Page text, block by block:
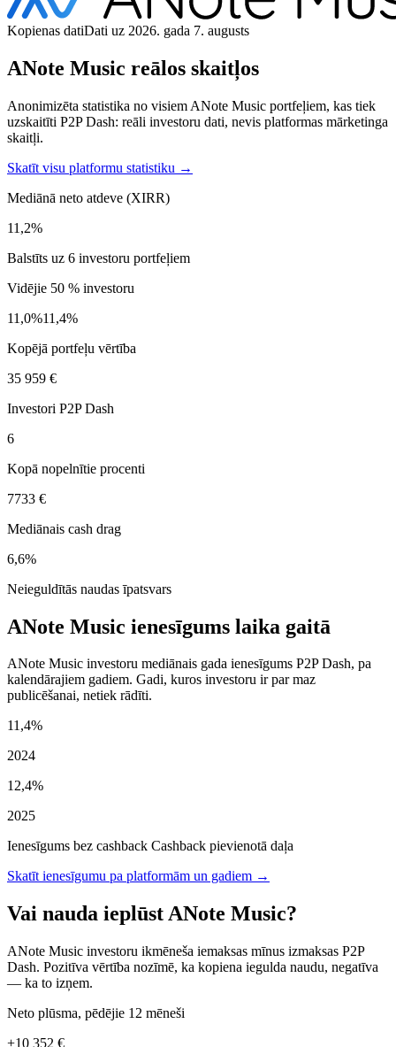
Kopienas datiDati uz 2026. gada 7. augusts
ANote Music reālos skaitļos
Anonimizēta statistika no visiem ANote Music portfeļiem, kas tiek
uzskaitīti P2P Dash: reāli investoru dati, nevis platformas mārketinga
skaitļi.
Skatīt visu platformu statistiku →
Mediānā neto atdeve (XIRR)
11,2%
Balstīts uz 6 investoru portfeļiem
Vidējie 50 % investoru
11,0%11,4%
Kopējā portfeļu vērtība
35 959 €
Investori P2P Dash
6
Kopā nopelnītie procenti
7733 €
Mediānais cash drag
6,6%
Neieguldītās naudas īpatsvars
ANote Music ienesīgums laika gaitā
ANote Music investoru mediānais gada ienesīgums P2P Dash, pa
kalendārajiem gadiem. Gadi, kuros investoru ir par maz
publicēšanai, netiek rādīti.
11,4%
2024
12,4%
2025
Ienesīgums bez cashback Cashback pievienotā daļa
Skatīt ienesīgumu pa platformām un gadiem →
Vai nauda ieplūst ANote Music?
ANote Music investoru ikmēneša iemaksas mīnus izmaksas P2P
Dash. Pozitīva vērtība nozīmē, ka kopiena iegulda naudu, negatīva
— ka to izņem.
Neto plūsma, pēdējie 12 mēneši
+10 352 €